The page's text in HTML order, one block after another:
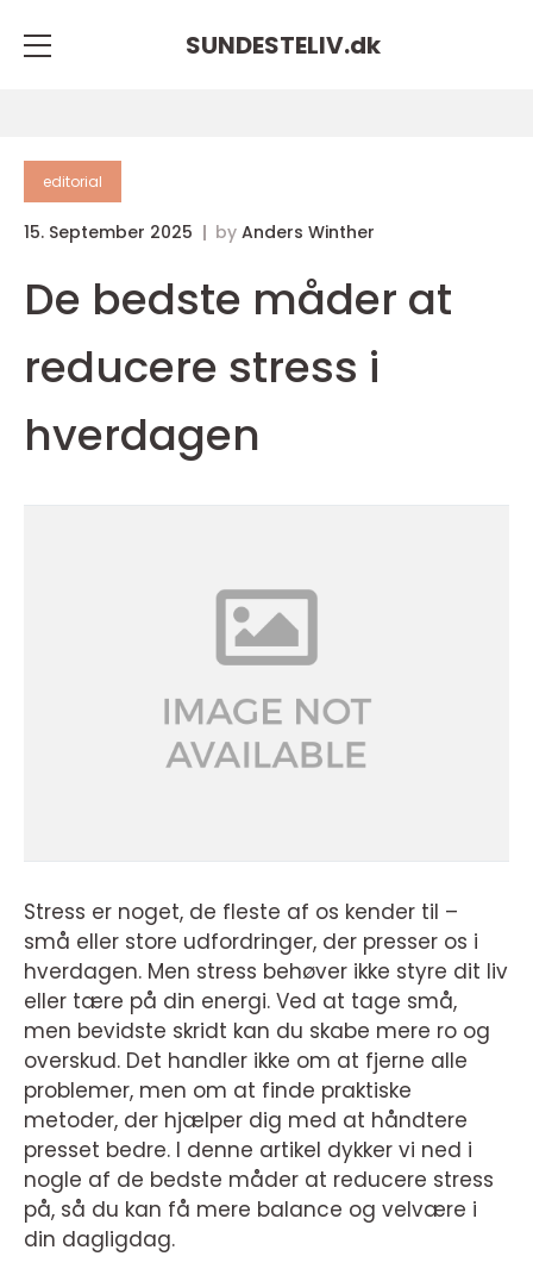
SUNDESTELIV.dk
editorial
15. September 2025 by Anders Winther
De bedste måder at
reducere stress i
hverdagen
Stress er noget, de fleste af os kender til –
små eller store udfordringer, der presser os i
hverdagen. Men stress behøver ikke styre dit liv
eller tære på din energi. Ved at tage små,
men bevidste skridt kan du skabe mere ro og
overskud. Det handler ikke om at fjerne alle
problemer, men om at finde praktiske
metoder, der hjælper dig med at håndtere
presset bedre. I denne artikel dykker vi ned i
nogle af de bedste måder at reducere stress
på, så du kan få mere balance og velvære i
din dagligdag.